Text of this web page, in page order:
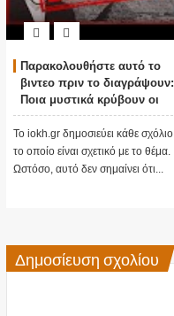
Παρακολουθήστε αυτό το
βιντεο πριν το διαγράψουν:
Ποια μυστικά κρύβουν οι
πυραμίδες; Γιατί χτίστηκαν;
Το iokh.gr δημοσιεύει κάθε σχόλιο
το οποίο είναι σχετικό με το θέμα.
Ωστόσο, αυτό δεν σημαίνει ότι...
Δημοσίευση σχολίου